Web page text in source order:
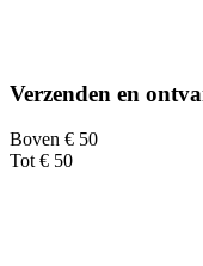
Verzenden en
Boven € 50
Tot € 50